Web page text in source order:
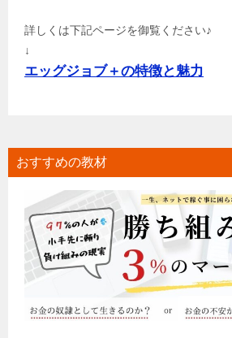
詳しくは下記ページを御覧ください♪
↓
エッグジョブ＋の特徴と魅力
おすすめの教材